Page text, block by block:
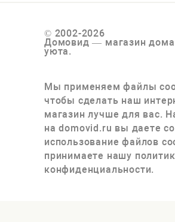
© 2002-2026
Домовид — магазин
уюта.
Мы применяем файлы
чтобы сделать наш
магазин лучше для вас.
на domovid.ru вы даете
использование файлов
принимаете нашу
конфиденциальности.